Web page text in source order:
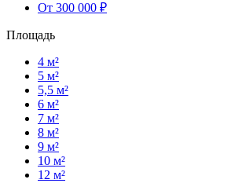
От 300 000 ₽
Площадь
4 м²
5 м²
5,5 м²
6 м²
7 м²
8 м²
9 м²
10 м²
12 м²